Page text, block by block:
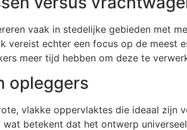
vaak in stedelijke gebieden met
vereist echter een focus op de meest
meer tijd hebben om deze te
opleggers
vlakke oppervlaktes die ideaal zijn
wat betekent dat het ontwerp